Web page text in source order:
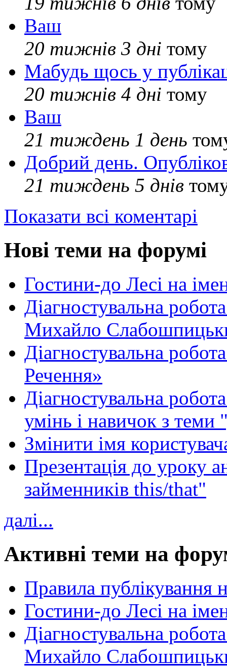
Ваш
20 тижнів 3 дні тому
Мабудь щось у
20 тижнів 4 дні тому
Ваш
21 тиждень 1 день
Добрий день.
21 тиждень 5 днів
Показати всі коментарі
Нові теми на форумі
Гостини-до Лесі на
Діагностувальна
Михайло
Діагностувальна
Речення»
Діагностувальна
умінь і навичок з теми
Змінити імя
Презентація до уроку
займенників this/that"
далі...
Активні теми на
Правила публікування
Гостини-до Лесі на
Діагностувальна
Михайло